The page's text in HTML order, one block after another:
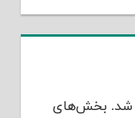
شد. بخش‌های